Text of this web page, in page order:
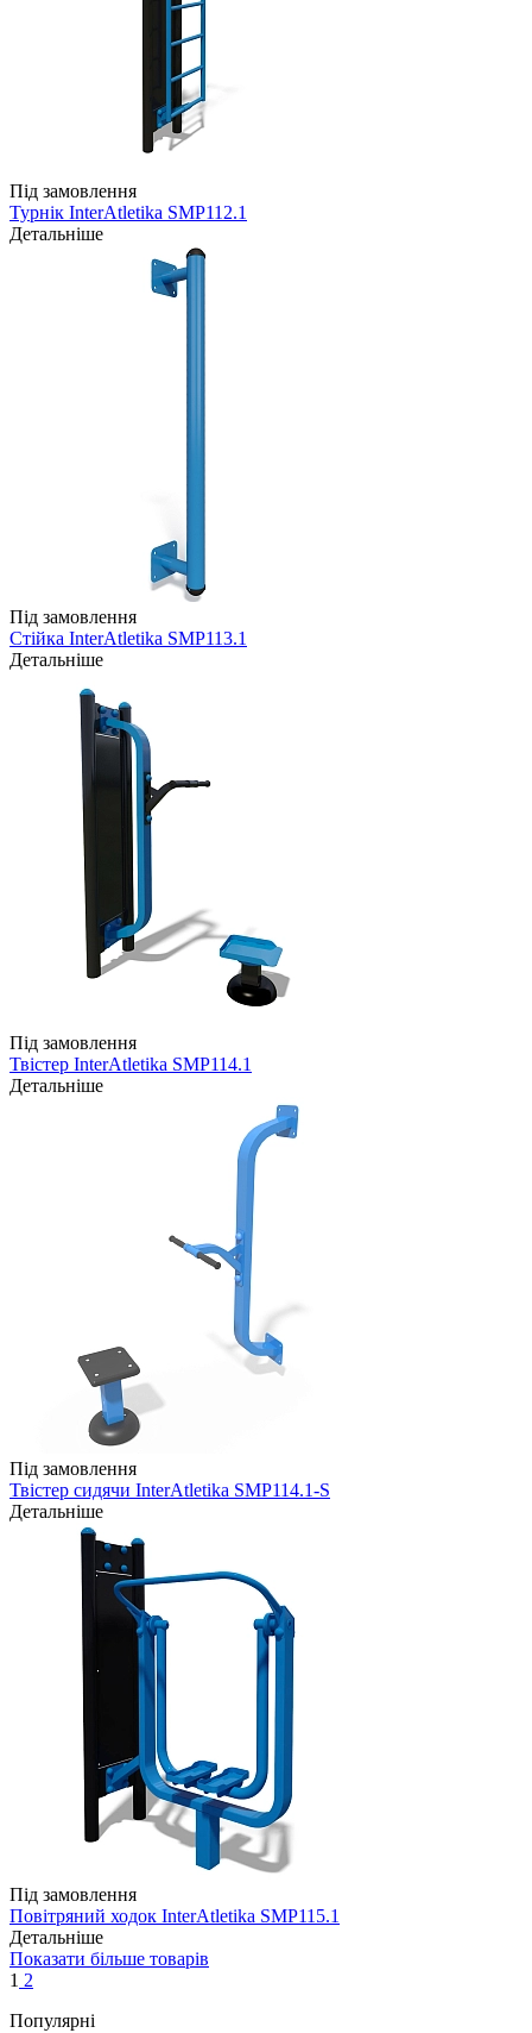
Під замовлення
Турнік InterAtletika SMP112.1
Детальніше
Під замовлення
Стійка InterAtletika SMP113.1
Детальніше
Під замовлення
Твістер InterAtletika SMP114.1
Детальніше
Під замовлення
Твістер сидячи InterAtletika SMP114.1-S
Детальніше
Під замовлення
Повітряний ходок InterAtletika SMP115.1
Детальніше
Показати більше товарів
1 2
Популярні